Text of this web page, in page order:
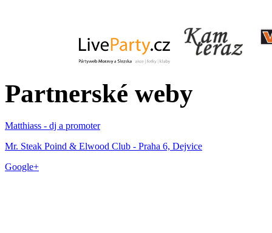
Partnerské weby
Matthiass - dj a promoter
Mr. Steak Poind & Elwood Club - Praha 6, Dejvice
Google+